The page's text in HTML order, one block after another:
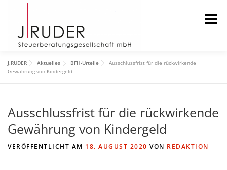
springen
Menü
START AKTUELLES
DAS TEAM DOWNLOAD IMPRESSUM
SUCHEN
J.RUDER Aktuelles BFH-Urteile
Ausschlussfrist für die rückwirkende
Gewährung von Kindergeld
Ausschlussfrist für die rückwirkende
Gewährung von Kindergeld
VERÖFFENTLICHT AM 18. AUGUST 2020 VON REDAKTION